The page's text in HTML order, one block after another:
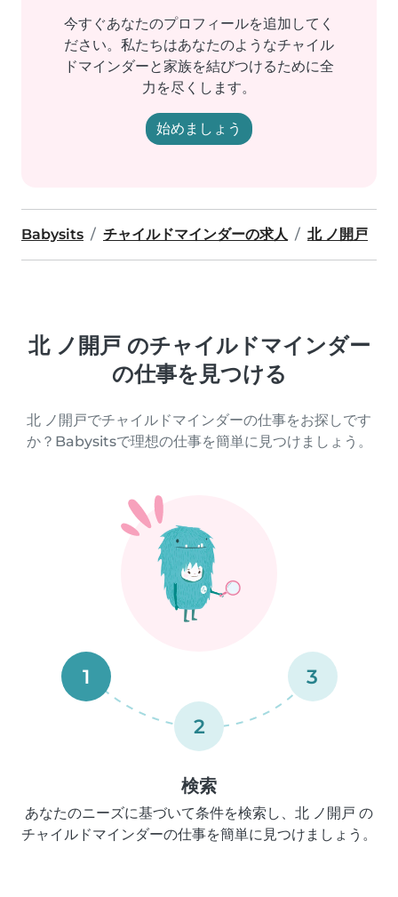
今すぐあなたのプロフィールを追加してく
ださい。私たちはあなたのようなチャイル
ドマインダーと家族を結びつけるために全
力を尽くします。
始めましょう
Babysits チャイルドマインダーの求人 北 ノ開戸
北 ノ開戸 のチャイルドマインダー
の仕事を見つける
北 ノ開戸でチャイルドマインダーの仕事をお探しです
か？Babysitsで理想の仕事を簡単に見つけましょう。
1
2
3
検索
あなたのニーズに基づいて条件を検索し、北 ノ開戸 の
チャイルドマインダーの仕事を簡単に見つけましょう。